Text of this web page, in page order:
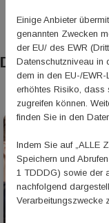
Das könnte
Einige Anbieter
genannten Zwecken
der EU/ des EWR
Datenschutzniveau in
dem in den EU-/
erhöhtes Risiko, dass
zugreifen können.
finden Sie in den
Indem Sie auf „ALLE
Speichern und
1 TDDDG) sowie der
nachfolgend
Verarbeitungszwecke